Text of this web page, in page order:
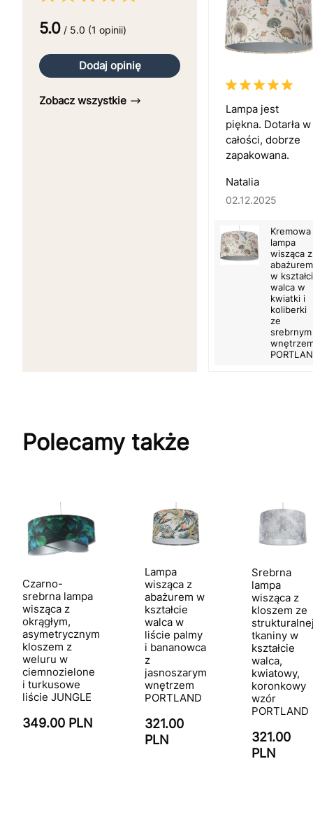
5.0 / 5.0 (1 opinii)
Dodaj opinię
Zobacz wszystkie
Lampa jest
piękna. Dotarła w
całości, dobrze
zapakowana.
Natalia
02.12.2025
Kremowa
lampa
wisząca z
abażurem
w
walca w
kwiatki i
koliberki
ze
srebrnym
Polecamy także
Czarno-
srebrna lampa
wisząca z
okrągłym,
asymetrycznym
kloszem z
weluru w
ciemnozielone
i turkusowe
liście JUNGLE
349.00 PLN
Lampa
wisząca z
abażurem w
kształcie
walca w
liście palmy
i bananowca
z
jasnoszarym
wnętrzem
PORTLAND
321.00
PLN
Srebrna
lampa
wisząca z
kloszem ze
tkaniny w
kształcie
walca,
kwiatowy,
koronkowy
wzór
PORTLAND
321.00
PLN